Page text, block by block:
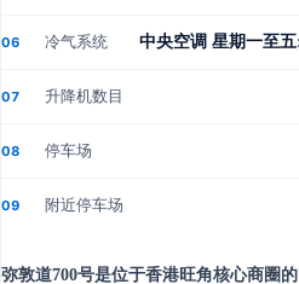
06 冷气系统 中央空调 星期一至五
07 升降机数目
08 停车场
09 附近停车场
弥敦道700号是位于香港旺角核心商圈